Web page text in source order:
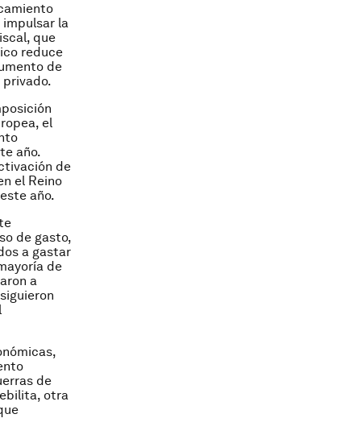
la
que
reduce
de
el
año.
de
el Reino
año.
de gasto,
a gastar
de
a
de
otra